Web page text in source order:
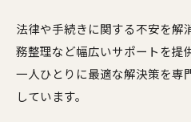
法律や手続きに関する不安を解
務整理など幅広いサポートを提
一人ひとりに最適な解決策を専
しています。